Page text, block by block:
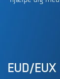
EUD/EUX